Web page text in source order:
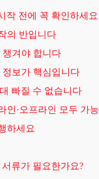
작 전에 꼭 확인하세요
의 반입니다
겨야 합니다
보가 핵심입니다
빠질 수 없습니다
인·오프라인 모두 가능
하세요
류가 필요한가요?